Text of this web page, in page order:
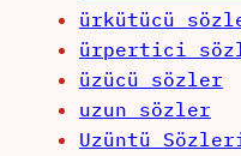
ürkütücü
ürpertici
üzücü sözler
uzun sözler
Uzüntü